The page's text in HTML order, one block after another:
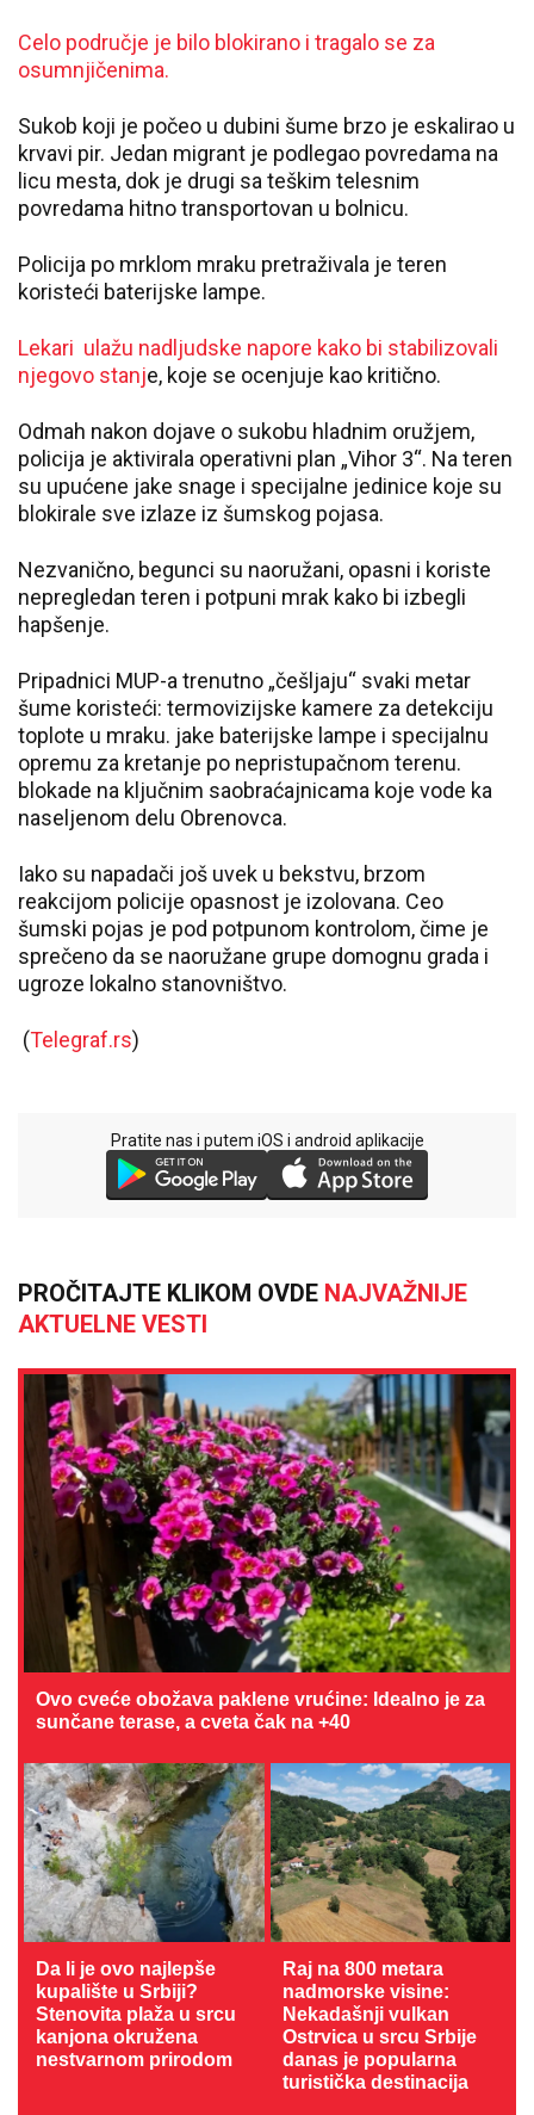
Celo područje je bilo blokirano i tragalo se za
osumnjičenima.
Sukob koji je počeo u dubini šume brzo je eskalirao u
krvavi pir. Jedan migrant je podlegao povredama na
licu mesta, dok je drugi sa teškim telesnim
povredama hitno transportovan u bolnicu.
Policija po mrklom mraku pretraživala je teren
koristeći baterijske lampe.
Lekari ulažu nadljudske napore kako bi stabilizovali
njegovo stanje, koje se ocenjuje kao kritično.
Odmah nakon dojave o sukobu hladnim oružjem,
policija je aktivirala operativni plan „Vihor 3“. Na teren
su upućene jake snage i specijalne jedinice koje su
blokirale sve izlaze iz šumskog pojasa.
Nezvanično, begunci su naoružani, opasni i koriste
nepregledan teren i potpuni mrak kako bi izbegli
hapšenje.
Pripadnici MUP-a trenutno „češljaju“ svaki metar
šume koristeći: termovizijske kamere za detekciju
toplote u mraku. jake baterijske lampe i specijalnu
opremu za kretanje po nepristupačnom terenu.
blokade na ključnim saobraćajnicama koje vode ka
naseljenom delu Obrenovca.
Iako su napadači još uvek u bekstvu, brzom
reakcijom policije opasnost je izolovana. Ceo
šumski pojas je pod potpunom kontrolom, čime je
sprečeno da se naoružane grupe domognu grada i
ugroze lokalno stanovništvo.
(Telegraf.rs)
Pratite nas i putem iOS i android aplikacije
PROČITAJTE KLIKOM OVDE NAJVAŽNIJE
AKTUELNE VESTI
Ovo cveće obožava paklene vrućine: Idealno je za
sunčane terase, a cveta čak na +40
Da li je ovo najlepše
kupalište u Srbiji?
Stenovita plaža u srcu
kanjona okružena
nestvarnom prirodom
Raj na 800 metara
nadmorske visine:
Nekadašnji vulkan
Ostrvica u srcu Srbije
danas je popularna
turistička destinacija